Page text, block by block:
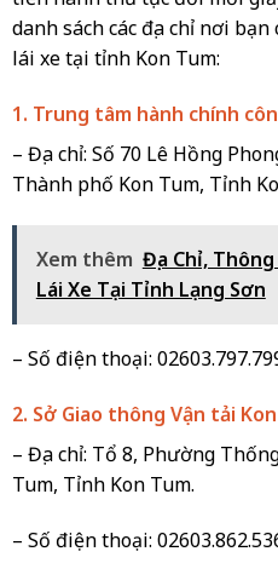
danh sách các địa chỉ nơi
lái xe tại tỉnh Kon Tum:
1. Trung tâm hành chính
– Địa chỉ: Số 70 Lê Hồng
Thành phố Kon Tum, Tỉnh
Xem thêm Địa Chỉ,
Lái Xe Tại Tỉnh Lạng Sơn
– Số điện thoại:
2. Sở Giao thông Vận tải
– Địa chỉ: Tổ 8, Phường
Tum, Tỉnh Kon Tum.
– Số điện thoại: